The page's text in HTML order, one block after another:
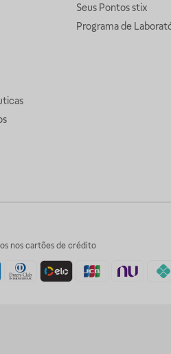
Seus Pontos stix
Programa de
nos cartões de crédito